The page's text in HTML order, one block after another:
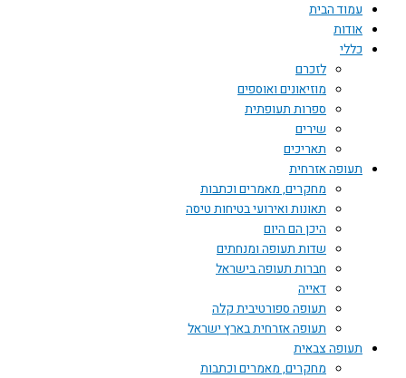
עמוד הבית
אודות
כללי
לזכרם
מוזיאונים ואוספים
ספרות תעופתית
שירים
תאריכים
תעופה אזרחית
מחקרים, מאמרים וכתבות
תאונות ואירועי בטיחות טיסה
היכן הם היום
שדות תעופה ומנחתים
חברות תעופה בישראל
דאייה
תעופה ספורטיבית קלה
תעופה אזרחית בארץ ישראל
תעופה צבאית
מחקרים, מאמרים וכתבות